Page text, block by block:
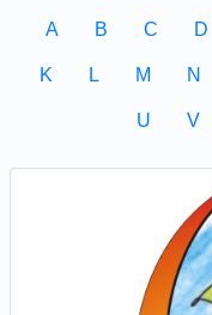
A B C D
K L M N
U V